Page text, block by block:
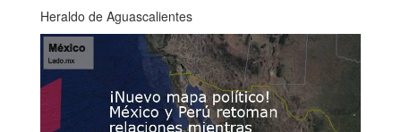
Heraldo de Aguascalientes